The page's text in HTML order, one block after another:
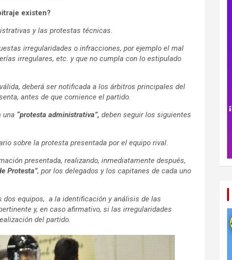
existen?
y las protestas técnicas.
irregularidades o infracciones, por ejemplo el mal
irregulares, etc. y que no cumpla con lo estipulado
deberá ser notificada a los árbitros principales del
antes de que comience el partido.
una “protesta administrativa”, deben seguir los siguientes
sobre la protesta presentada por el equipo rival.
presentada, realizando, inmediatamente después,
Protesta”, por los delegados y los capitanes de cada uno
dos equipos, a la identificación y análisis de las
y, en caso afirmativo, si las irregularidades
del partido.